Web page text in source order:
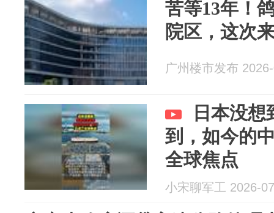
苦等13年！
院区，这次
广州楼市发布
日本没
到，如今的
全球焦点
小宋聊军工 2026-